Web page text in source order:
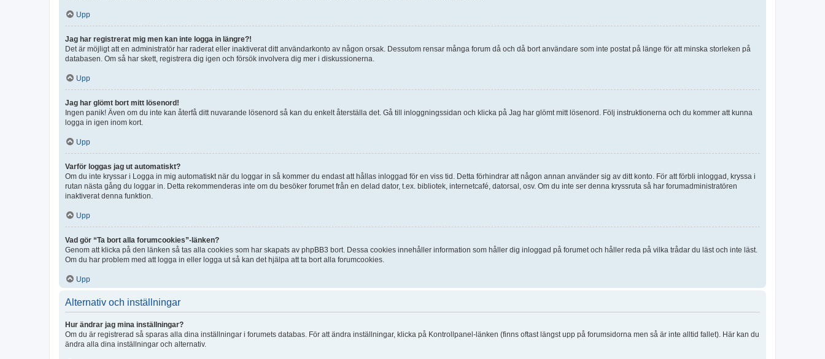
Upp
Jag har registrerat mig men kan inte logga in längre?!
Det är möjligt att en administratör har raderat eller inaktiverat ditt användarkonto av någon orsak. Dessutom rensar många forum då och då bort användare som inte postat på länge för att minska storleken på
databasen. Om så har skett, registrera dig igen och försök involvera dig mer i diskussionerna.
Upp
Jag har glömt bort mitt lösenord!
Ingen panik! Även om du inte kan återfå ditt nuvarande lösenord så kan du enkelt återställa det. Gå till inloggningssidan och klicka på Jag har glömt mitt lösenord. Följ instruktionerna och du kommer att kunna
logga in igen inom kort.
Upp
Varför loggas jag ut automatiskt?
Om du inte kryssar i Logga in mig automatiskt när du loggar in så kommer du endast att hållas inloggad för en viss tid. Detta förhindrar att någon annan använder sig av ditt konto. För att förbli inloggad, kryssa i
rutan nästa gång du loggar in. Detta rekommenderas inte om du besöker forumet från en delad dator, t.ex. bibliotek, internetcafé, datorsal, osv. Om du inte ser denna kryssruta så har forumadministratören
inaktiverat denna funktion.
Upp
Vad gör “Ta bort alla forumcookies”-länken?
Genom att klicka på den länken så tas alla cookies som har skapats av phpBB3 bort. Dessa cookies innehåller information som håller dig inloggad på forumet och håller reda på vilka trådar du läst och inte läst.
Om du har problem med att logga in eller logga ut så kan det hjälpa att ta bort alla forumcookies.
Upp
Alternativ och inställningar
Hur ändrar jag mina inställningar?
Om du är registrerad så sparas alla dina inställningar i forumets databas. För att ändra inställningar, klicka på Kontrollpanel-länken (finns oftast längst upp på forumsidorna men så är inte alltid fallet). Här kan du
ändra alla dina inställningar och alternativ.